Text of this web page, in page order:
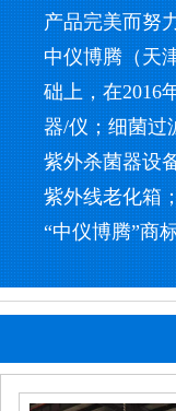
产品完美而努
中仪博腾（天
础上，在2016
器/仪；细菌过
紫外杀菌器设
紫外线老化箱
“中仪博腾”商